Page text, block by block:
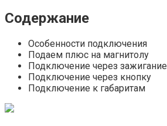
Содержание
Особенности подключения
Подаем плюс на магнитолу
Подключение через зажигание
Подключение через кнопку
Подключение к габаритам